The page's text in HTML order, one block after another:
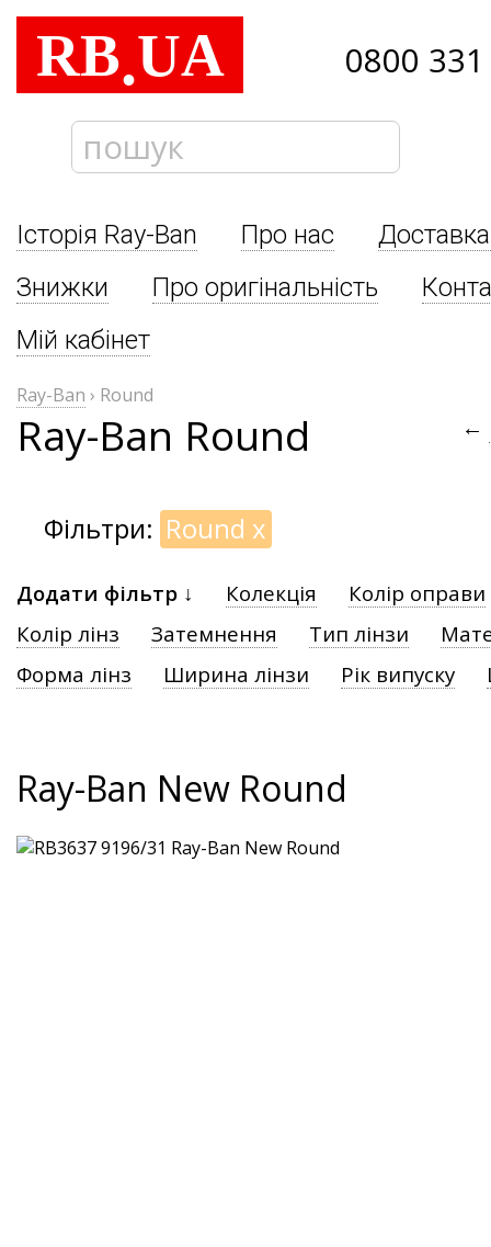
RB.UA 0800
Історія Ray-Ban Про нас
Знижки
Про оригінальність
Мій кабінет
Ray-Ban › Round
Ray-Ban Round ←
Фільтри: Round x
Додати фільтр ↓ Колекція
Колір оправи
Колір лінз
Затемнення Тип лінзи
Форма лінз
Ширина лінзи Рік випуску
Ray-Ban New Round